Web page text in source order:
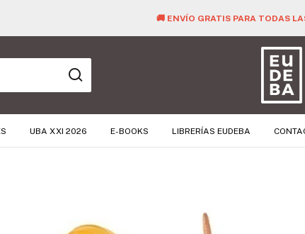
🚚 ENVÍO GRATIS PARA TODAS
UBA XXI 2026 E-BOOKS LIBRERÍAS EUDEBA